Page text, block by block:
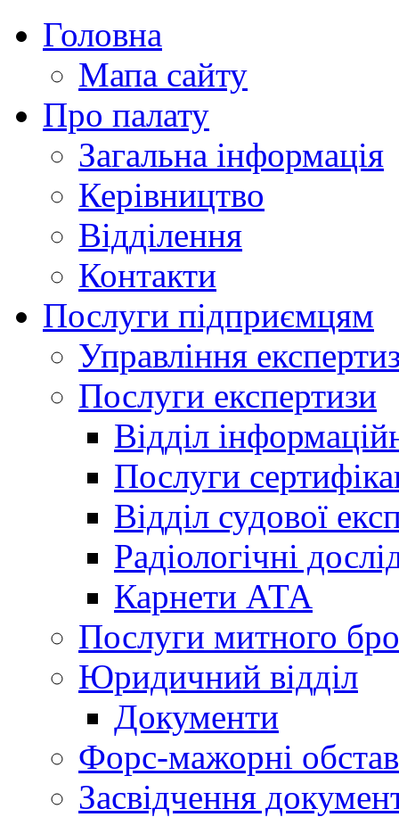
Головна
Мапа сайту
Про палату
Загальна інформація
Керівництво
Відділення
Контакти
Послуги підприємцям
Управління
Послуги експертизи
Відділ
Послуги
Відділ судової
Радіологічні
Карнети АТА
Послуги митного
Юридичний відділ
Документи
Форс-мажорні
Засвідчення